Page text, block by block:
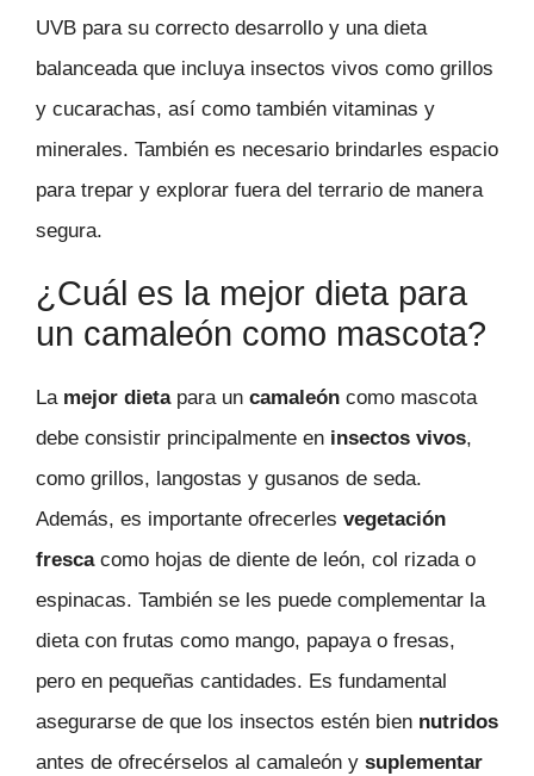
UVB para su correcto desarrollo y una dieta
balanceada que incluya insectos vivos como grillos
y cucarachas, así como también vitaminas y
minerales. También es necesario brindarles espacio
para trepar y explorar fuera del terrario de manera
segura.
¿Cuál es la mejor dieta para
un camaleón como mascota?
La mejor dietapara un camaleón como mascota
debe consistir principalmente en insectos vivos,
como grillos, langostas y gusanos de seda.
Además, es importante ofrecerles vegetación
frescacomo hojas de diente de león, col rizada o
espinacas. También se les puede complementar la
dieta con frutas como mango, papaya o fresas,
pero en pequeñas cantidades. Es fundamental
asegurarse de que los insectos estén bien nutridos
antes de ofrecérselos al camaleón y suplementar